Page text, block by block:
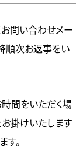
問い合わせメー
順次お返事をい
間をいただく場
掛けいたします
す。